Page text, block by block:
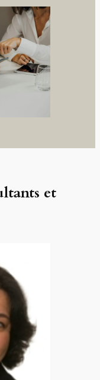
et